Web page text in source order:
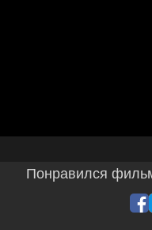
Понравился